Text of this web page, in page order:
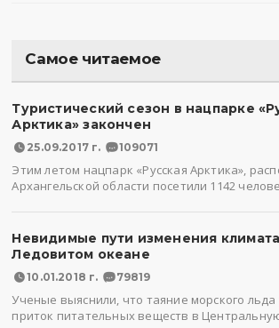
Самое читаемое
Туристический сезон в нацпарке
Арктика» закончен
25.09.2017 г. 109071
Этим летом нацпарк «Русская Арктика»,
Архангельской области посетили 1142
Невидимые пути изменения
Ледовитом океане
10.01.2018 г. 79819
Ученые выяснили, что таяние морского
приток питательных веществ в